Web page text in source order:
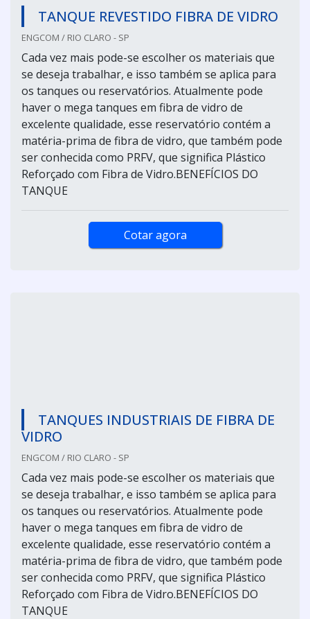
TANQUE REVESTIDO FIBRA DE VIDRO
ENGCOM / RIO CLARO - SP
Cada vez mais pode-se escolher os materiais que
se deseja trabalhar, e isso também se aplica para
os tanques ou reservatórios. Atualmente pode
haver o mega tanques em fibra de vidro de
excelente qualidade, esse reservatório contém a
matéria-prima de fibra de vidro, que também pode
ser conhecida como PRFV, que significa Plástico
Reforçado com Fibra de Vidro.BENEFÍCIOS DO
TANQUE
Cotar agora
TANQUES INDUSTRIAIS DE FIBRA DE
VIDRO
ENGCOM / RIO CLARO - SP
Cada vez mais pode-se escolher os materiais que
se deseja trabalhar, e isso também se aplica para
os tanques ou reservatórios. Atualmente pode
haver o mega tanques em fibra de vidro de
excelente qualidade, esse reservatório contém a
matéria-prima de fibra de vidro, que também pode
ser conhecida como PRFV, que significa Plástico
Reforçado com Fibra de Vidro.BENEFÍCIOS DO
TANQUE